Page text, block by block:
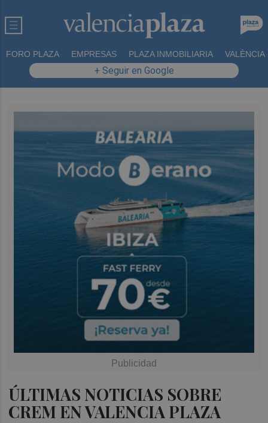
FORO PLAZA EMPRESAS PLAZA INMOBILIARIA VALÈNCIA
+ Seguir en Google
ÚLTIMAS NOTICIAS SOBRE
CREM EN VALENCIA PLAZA